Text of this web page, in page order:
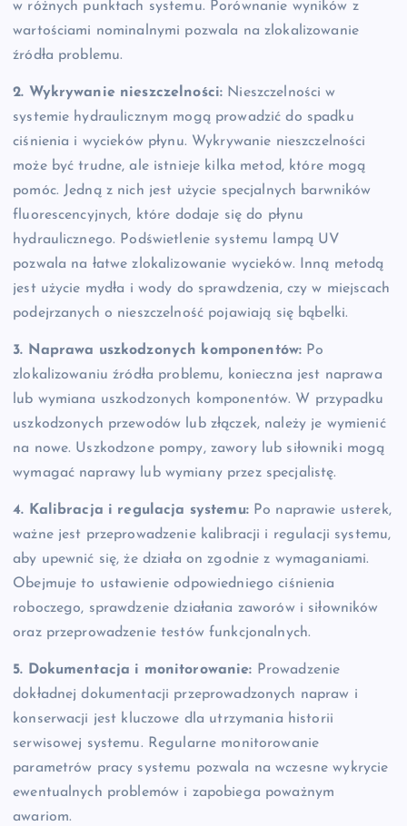
w różnych punktach systemu. Porównanie wyników z
wartościami nominalnymi pozwala na zlokalizowanie
źródła problemu.
2. Wykrywanie nieszczelności: Nieszczelności w
systemie hydraulicznym mogą prowadzić do spadku
ciśnienia i wycieków płynu. Wykrywanie nieszczelności
może być trudne, ale istnieje kilka metod, które mogą
pomóc. Jedną z nich jest użycie specjalnych barwników
fluorescencyjnych, które dodaje się do płynu
hydraulicznego. Podświetlenie systemu lampą UV
pozwala na łatwe zlokalizowanie wycieków. Inną metodą
jest użycie mydła i wody do sprawdzenia, czy w miejscach
podejrzanych o nieszczelność pojawiają się bąbelki.
3. Naprawa uszkodzonych komponentów: Po
zlokalizowaniu źródła problemu, konieczna jest naprawa
lub wymiana uszkodzonych komponentów. W przypadku
uszkodzonych przewodów lub złączek, należy je wymienić
na nowe. Uszkodzone pompy, zawory lub siłowniki mogą
wymagać naprawy lub wymiany przez specjalistę.
4. Kalibracja i regulacja systemu:Po naprawie usterek,
ważne jest przeprowadzenie kalibracji i regulacji systemu,
aby upewnić się, że działa on zgodnie z wymaganiami.
Obejmuje to ustawienie odpowiedniego ciśnienia
roboczego, sprawdzenie działania zaworów i siłowników
oraz przeprowadzenie testów funkcjonalnych.
5. Dokumentacja i monitorowanie: Prowadzenie
dokładnej dokumentacji przeprowadzonych napraw i
konserwacji jest kluczowe dla utrzymania historii
serwisowej systemu. Regularne monitorowanie
parametrów pracy systemu pozwala na wczesne wykrycie
ewentualnych problemów i zapobiega poważnym
awariom.